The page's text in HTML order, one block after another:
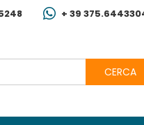
+ 39
CERCA